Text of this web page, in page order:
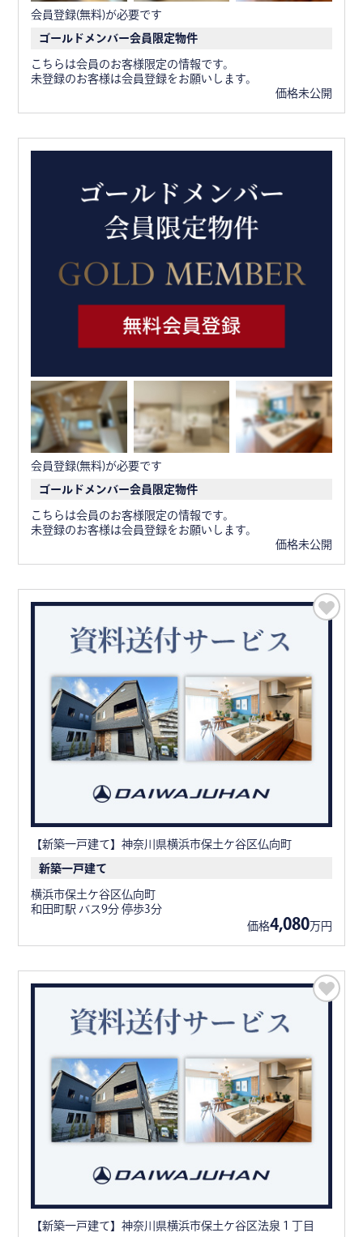
会員登録(無料)が必要です
ゴールドメンバー会員限定物件
こちらは会員のお客様限定の情報です。
未登録のお客様は会員登録をお願いします。
価格未公開
会員登録(無料)が必要です
ゴールドメンバー会員限定物件
こちらは会員のお客様限定の情報です。
未登録のお客様は会員登録をお願いします。
価格未公開
【新築一戸建て】神奈川県横浜市保土ケ谷区仏向町
新築一戸建て
横浜市保土ケ谷区仏向町
和田町駅 バス9分 停歩3分
価格4,080万円
【新築一戸建て】神奈川県横浜市保土ケ谷区法泉１丁目